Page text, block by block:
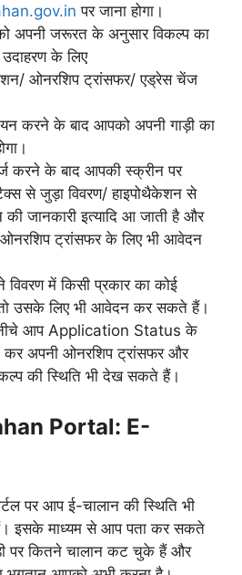
पर जाना होगा।
अपनी जरूरत के अनुसार विकल्प का
के लिए
ओनरशिप ट्रांसफर/ एड्रेस चेंज
करने के बाद आपको अपनी गाड़ी का
करने के बाद आपकी स्क्रीन पर
से जुड़ा विवरण/ हाइपोथैकेशन से
की जानकारी इत्यादि आ जाती है और
ट्रांसफर के लिए भी आवेदन
में किसी प्रकार का कोई
उसके लिए भी आवेदन कर सकते हैं।
आप Application Status के
कर अपनी ओनरशिप ट्रांसफर और
की स्थिति भी देख सकते हैं।
Portal: E-
पर आप ई-चालान की स्थिति भी
इसके माध्यम से आप पता कर सकते
पर कितने चालान कट चुके हैं और